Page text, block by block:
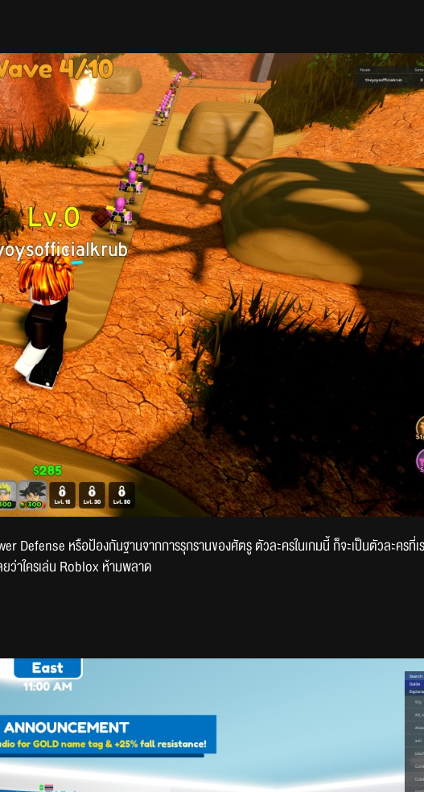
Defense หรือป้องกันฐานจากการรุกรานของศัตรู ตัวละครในเกมนี้ ก็จะเป็นตัวละคร
ว่าใครเล่น Roblox ห้ามพลาด